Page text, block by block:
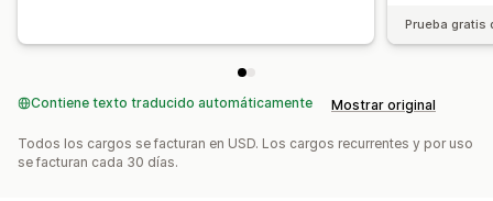
Prueba gratis
Contiene texto traducido automáticamente Mostrar original
Todos los cargos se facturan en USD. Los cargos recurrentes y por uso
se facturan cada 30 días.